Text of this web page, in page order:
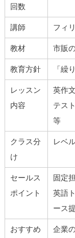
回数
講師
フィ
教材
市販
教育方針
「繰
レッスン
内容
英作
テス
等
クラス分
け
レベ
セールス
ポイント
固定
英語
ース
おすすめ
企業